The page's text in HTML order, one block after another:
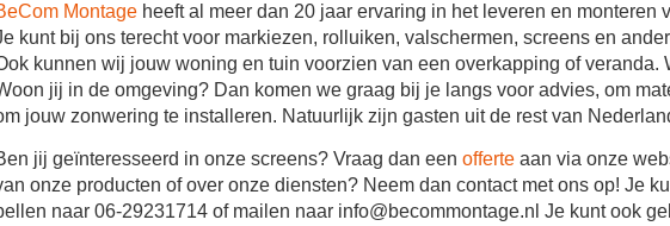
Montageheeft al meer dan 20 jaar ervaring in het leveren en monteren
kunt bij ons terecht voor markiezen, rolluiken, valschermen, screens en
kunnen wij jouw woning en tuin voorzien van een overkapping of veranda.
jij in de omgeving? Dan komen we graag bij je langs voor advies, om
jouw zonwering te installeren. Natuurlijk zijn gasten uit de rest van
jij geïnteresseerd in onze screens? Vraag dan een offerteaan via onze
onze producten of over onze diensten? Neem dan contact met ons op! Je
naar 06-29231714 of mailen naar info@becommontage.nl Je kunt ook